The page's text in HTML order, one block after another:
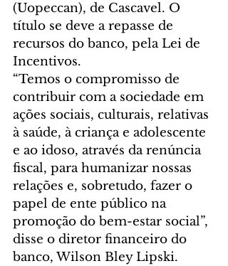
(Uopeccan), de Cascavel. O
título se deve a repasse de
recursos do banco, pela Lei de
Incentivos.
“Temos o compromisso de
contribuir com a sociedade em
ações sociais, culturais, relativas
à saúde, à criança e adolescente
e ao idoso, através da renúncia
fiscal, para humanizar nossas
relações e, sobretudo, fazer o
papel de ente público na
promoção do bem-estar social”,
disse o diretor financeiro do
banco, Wilson Bley Lipski.